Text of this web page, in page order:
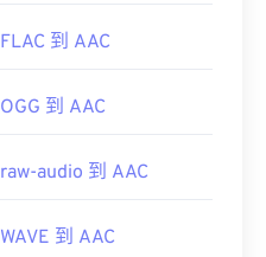
FLAC 到 AAC
OGG 到 AAC
raw-audio 到 AAC
WAVE 到 AAC